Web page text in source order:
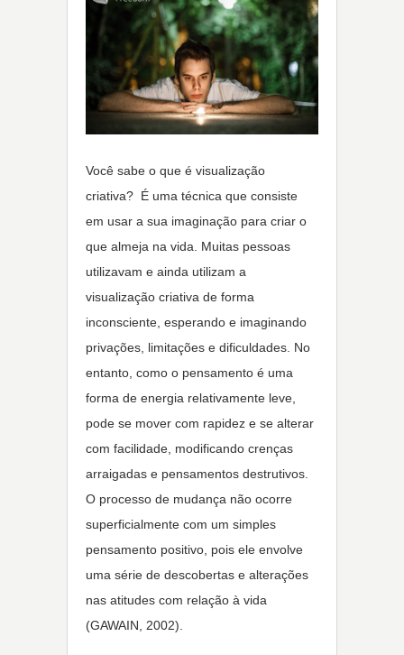
Você sabe o que é visualização
criativa? É uma técnica que consiste
em usar a sua imaginação para criar o
que almeja na vida. Muitas pessoas
utilizavam e ainda utilizam a
visualização criativa de forma
inconsciente, esperando e imaginando
privações, limitações e dificuldades. No
entanto, como o pensamento é uma
forma de energia relativamente leve,
pode se mover com rapidez e se alterar
com facilidade, modificando crenças
arraigadas e pensamentos destrutivos.
O processo de mudança não ocorre
superficialmente com um simples
pensamento positivo, pois ele envolve
uma série de descobertas e alterações
nas atitudes com relação à vida
(GAWAIN, 2002).